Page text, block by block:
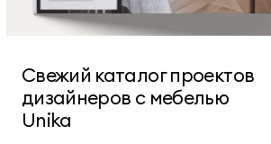
Свежий каталог проектов
дизайнеров с мебелью
Unika